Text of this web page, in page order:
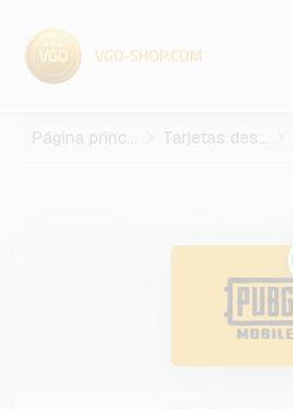
Página principal Tarjetas des juegos